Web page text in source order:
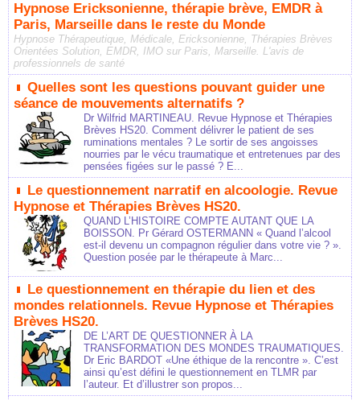
Hypnose Ericksonienne, thérapie brève, EMDR à
Paris, Marseille dans le reste du Monde
Hypnose Thérapeutique, Médicale, Ericksonienne, Thérapies Brèves
Orientées Solution, EMDR, IMO sur Paris, Marseille. L'avis de
professionnels de santé
Quelles sont les questions pouvant guider une
séance de mouvements alternatifs ?
Dr Wilfrid MARTINEAU. Revue Hypnose et Thérapies
Brèves HS20. Comment délivrer le patient de ses
ruminations mentales ? Le sortir de ses angoisses
nourries par le vécu traumatique et entretenues par des
pensées figées sur le passé ? E...
Le questionnement narratif en alcoologie. Revue
Hypnose et Thérapies Brèves HS20.
QUAND L’HISTOIRE COMPTE AUTANT QUE LA
BOISSON. Pr Gérard OSTERMANN « Quand l’alcool
est-il devenu un compagnon régulier dans votre vie ? ».
Question posée par le thérapeute à Marc...
Le questionnement en thérapie du lien et des
mondes relationnels. Revue Hypnose et Thérapies
Brèves HS20.
DE L’ART DE QUESTIONNER À LA
TRANSFORMATION DES MONDES TRAUMATIQUES.
Dr Eric BARDOT «Une éthique de la rencontre ». C’est
ainsi qu’est défini le questionnement en TLMR par
l’auteur. Et d’illustrer son propos...